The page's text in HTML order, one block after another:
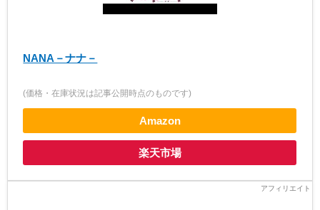
NANA－ナナ－
(価格・在庫状況は記事公開時点のものです)
Amazon
楽天市場